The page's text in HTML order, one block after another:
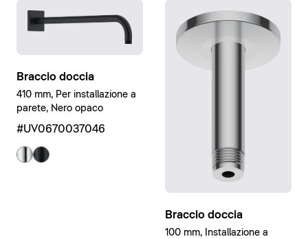
Braccio doccia
410 mm, Per installazione a
parete, Nero opaco
#UV0670037046
Braccio doccia
100 mm, Installazione a